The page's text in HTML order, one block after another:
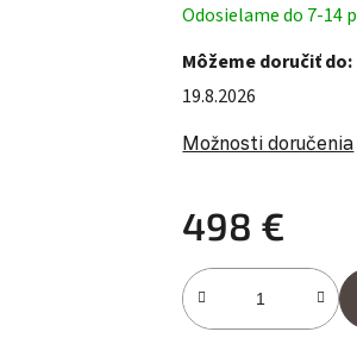
Odosielame do 7-14
Môžeme doručiť do:
19.8.2026
Možnosti doručenia
498 €
Jednotková cena: